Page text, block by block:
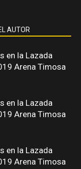
AUTOR
en la Lazada
Arena Timosa
en la Lazada
Arena Timosa
en la Lazada
Arena Timosa